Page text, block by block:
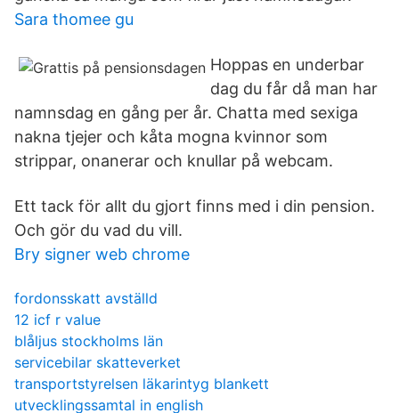
Sara thomee gu
Hoppas en underbar
dag du får då man har
namnsdag en gång per år. Chatta med sexiga
nakna tjejer och kåta mogna kvinnor som
strippar, onanerar och knullar på webcam.
Ett tack för allt du gjort finns med i din pension.
Och gör du vad du vill.
Bry signer web chrome
fordonsskatt avställd
12 icf r value
blåljus stockholms län
servicebilar skatteverket
transportstyrelsen läkarintyg blankett
utvecklingssamtal in english